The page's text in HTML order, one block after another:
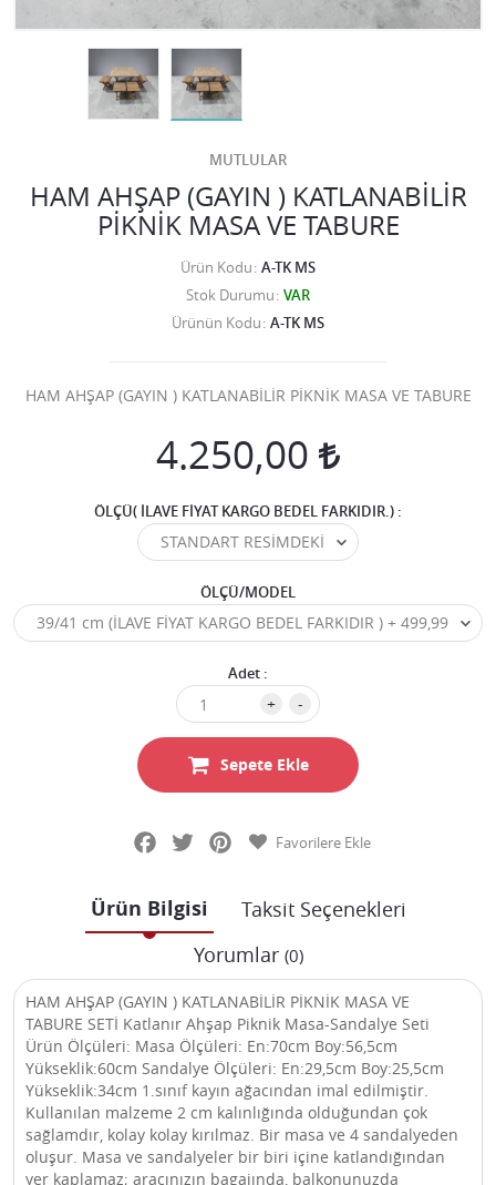
MUTLULAR
HAM AHŞAP (GAYIN ) KATLANABİLİR
PİKNİK MASA VE TABURE
Ürün Kodu A-TK MS
Stok Durumu VAR
Ürünün Kodu A-TK MS
HAM AHŞAP (GAYIN ) KATLANABİLİR PİKNİK MASA VE TABURE
4.250,00
ÖLÇÜ( İLAVE FİYAT KARGO BEDEL FARKIDIR.) :
ÖLÇÜ/MODEL
Adet :
+ -
Sepete Ekle
FacebookTwitterPinterestFavorilere Ekle
Ürün Bilgisi
Taksit Seçenekleri
Yorumlar (0)
HAM AHŞAP (GAYIN ) KATLANABİLİR PİKNİK MASA VE
TABURE SETİ Katlanır Ahşap Piknik Masa-Sandalye Seti
Ürün Ölçüleri: Masa Ölçüleri: En:70cm Boy:56,5cm
Yükseklik:60cm Sandalye Ölçüleri: En:29,5cm Boy:25,5cm
Yükseklik:34cm 1.sınıf kayın ağacından imal edilmiştir.
Kullanılan malzeme 2 cm kalınlığında olduğundan çok
sağlamdır, kolay kolay kırılmaz. Bir masa ve 4 sandalyeden
oluşur. Masa ve sandalyeler bir biri içine katlandığından
yer kaplamaz; aracınızın bagajında, balkonunuzda